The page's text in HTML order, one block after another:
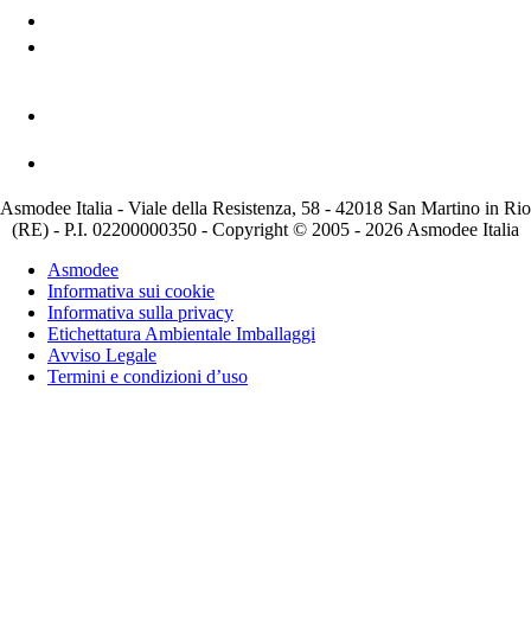
Asmodee Italia - Viale della Resistenza, 58 - 42018 San Martino in Rio
(RE) - P.I. 02200000350 - Copyright © 2005 - 2026 Asmodee Italia
Asmodee
Informativa sui cookie
Informativa sulla privacy
Etichettatura Ambientale Imballaggi
Avviso Legale
Termini e condizioni d’uso